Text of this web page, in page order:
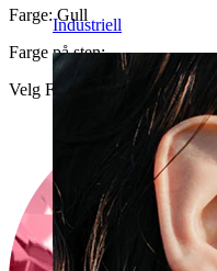
Industriell
Farge:Gull
Farge på sten:
Velg Farge på sten